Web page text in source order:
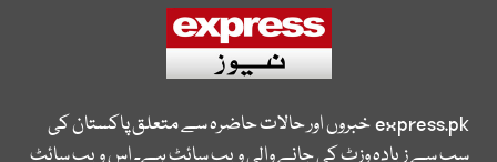
express.pkخبروں اور حالات حاضرہ سے متعلق پاکستان کی
سب سے زیادہ وزٹ کی جانے والی ویب سائٹ ہے۔ اس ویب سائٹ